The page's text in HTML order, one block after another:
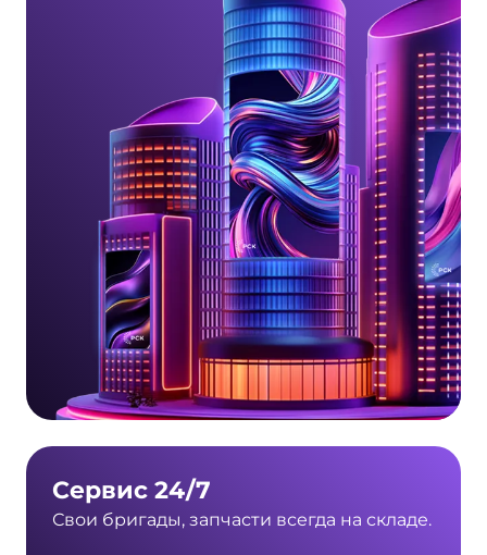
Сервис 24/7
Свои бригады, запчасти всегда на складе.